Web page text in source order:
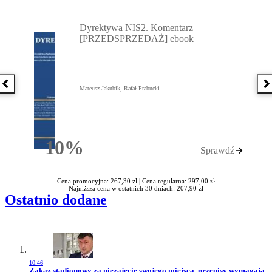
Poprzednia książka
10%Rabatu
Dyrektywa NIS2. Komentarz
[PRZEDSPRZEDAŻ] ebook
Mateusz Jakubik, Rafał Prabucki
Sprawdź
Cena promocyjna: 267,30 zł | Cena regularna: 297,00 zł
Najniższa cena w ostatnich 30 dniach: 207,90 zł
Ostatnio dodane
10:46
Przejdź do artykułu: